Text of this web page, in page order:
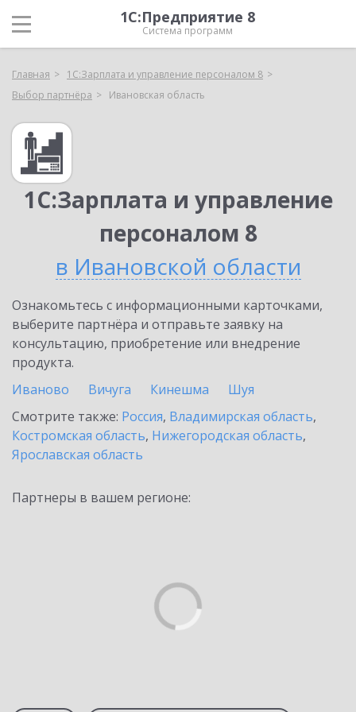
1С:Предприятие 8
Система программ
Главная
1С:Зарплата и управление персоналом 8
Выбор партнёра
Ивановская область
1С:Зарплата и управление
персоналом 8
в Ивановской области
Ознакомьтесь с информационными карточками,
выберите партнёра и отправьте заявку на
консультацию, приобретение или внедрение
продукта.
Иваново
Вичуга Кинешма
Шуя
Смотрите также: Россия, Владимирская область,
Костромская область, Нижегородская область,
Ярославская область
Партнеры в вашем регионе: